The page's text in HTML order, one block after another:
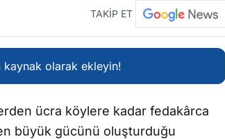
TAKİP ET
kaynak olarak ekleyin!
ücra köylere kadar fedakârca
büyük gücünü oluşturduğu